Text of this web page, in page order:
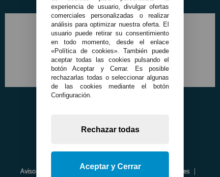
Aviso Legal Política de Privacidad
Política de Cookies
experiencia de usuario, divulgar ofertas
comerciales personalizadas o realizar
análisis para optimizar nuestra oferta. El
usuario puede retirar su consentimiento
en todo momento, desde el enlace
«Política de cookies». También puede
aceptar todas las cookies pulsando el
botón Aceptar y Cerrar. Es posible
rechazarlas todas o seleccionar algunas
de las cookies mediante el botón
Configuración.
Rechazar todas
Aceptar y Cerrar